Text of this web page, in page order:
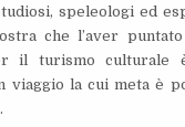
speleologi ed
che l’aver
il turismo culturale
viaggio la cui meta è